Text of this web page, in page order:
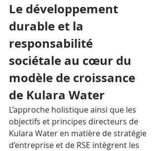
Le développement
durable et la
responsabilité
sociétale au cœur du
modèle de croissance
de Kulara Water
L’approche holistique ainsi que les
objectifs et principes directeurs de
Kulara Water en matière de stratégie
d’entreprise et de RSE intègrent les